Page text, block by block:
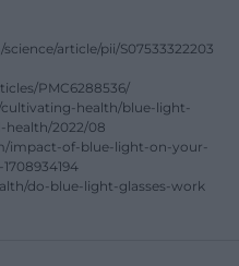
article/pii/S07533322203
PMC6288536/
health/blue-light-
health/2022/08
impact-of-blue-light-on-your-
do-blue-light-glasses-work